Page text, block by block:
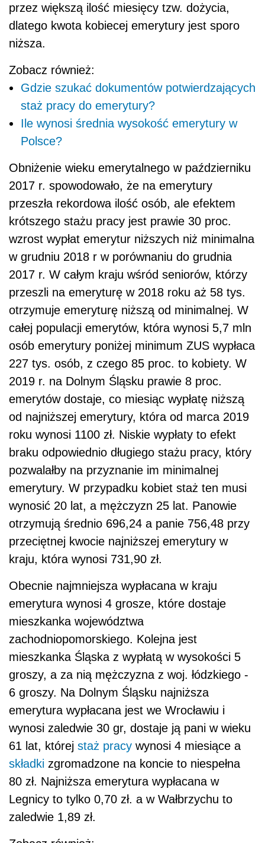
przez większą ilość miesięcy tzw. dożycia,
dlatego kwota kobiecej emerytury jest sporo
niższa.
Zobacz również:
Gdzie szukać dokumentów potwierdzających
staż pracy do emerytury?
Ile wynosi średnia wysokość emerytury w
Polsce?
Obniżenie wieku emerytalnego w październiku
2017 r. spowodowało, że na emerytury
przeszła rekordowa ilość osób, ale efektem
krótszego stażu pracy jest prawie 30 proc.
wzrost wypłat emerytur niższych niż minimalna
w grudniu 2018 r w porównaniu do grudnia
2017 r. W całym kraju wśród seniorów, którzy
przeszli na emeryturę w 2018 roku aż 58 tys.
otrzymuje emeryturę niższą od minimalnej. W
całej populacji emerytów, która wynosi 5,7 mln
osób emerytury poniżej minimum ZUS wypłaca
227 tys. osób, z czego 85 proc. to kobiety. W
2019 r. na Dolnym Śląsku prawie 8 proc.
emerytów dostaje, co miesiąc wypłatę niższą
od najniższej emerytury, która od marca 2019
roku wynosi 1100 zł. Niskie wypłaty to efekt
braku odpowiednio długiego stażu pracy, który
pozwalałby na przyznanie im minimalnej
emerytury. W przypadku kobiet staż ten musi
wynosić 20 lat, a mężczyzn 25 lat. Panowie
otrzymują średnio 696,24 a panie 756,48 przy
przeciętnej kwocie najniższej emerytury w
kraju, która wynosi 731,90 zł.
Obecnie najmniejsza wypłacana w kraju
emerytura wynosi 4 grosze, które dostaje
mieszkanka województwa
zachodniopomorskiego. Kolejna jest
mieszkanka Śląska z wypłatą w wysokości 5
groszy, a za nią mężczyzna z woj. łódzkiego -
6 groszy. Na Dolnym Śląsku najniższa
emerytura wypłacana jest we Wrocławiu i
wynosi zaledwie 30 gr, dostaje ją pani w wieku
61 lat, której staż pracy wynosi 4 miesiące a
składki zgromadzone na koncie to niespełna
80 zł. Najniższa emerytura wypłacana w
Legnicy to tylko 0,70 zł. a w Wałbrzychu to
zaledwie 1,89 zł.